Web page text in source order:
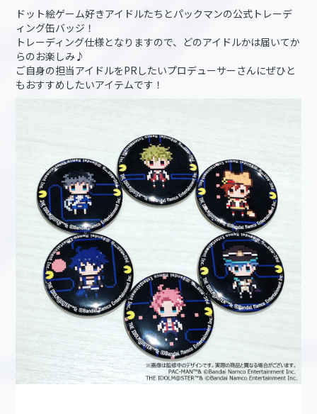
ドット絵ゲーム好きアイドルたちとパックマンの公式トレーデ
ィング缶バッジ！
トレーディング仕様となりますので、どのアイドルかは届いてか
らのお楽しみ♪
ご自身の担当アイドルをPRしたいプロデューサーさんにぜひと
もおすすめしたいアイテムです！